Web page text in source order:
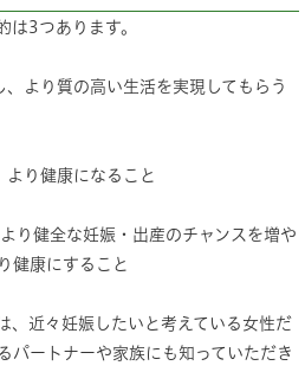
は3つあります。
、より質の高い生活を実現してもらう
より健康になること
り健全な妊娠・出産のチャンスを増や
健康にすること
、近々妊娠したいと考えている女性だ
パートナーや家族にも知っていただき